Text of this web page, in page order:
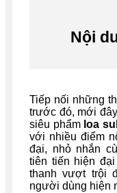
Nội
Tiếp nối những
trước đó, mới
siêu phẩm loa
với nhiều điểm
đại, nhỏ nhắn
tiên tiến hiện
thanh vượt trội
người dùng hiện